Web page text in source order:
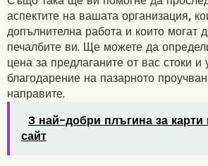
Защо е
разработите
стратегия?
аспектите на вашата организация,
допълнителна работа и които могат
печалбите ви. Ще можете да
цена за предлаганите от вас стоки и
благодарение на пазарното
направите.
3 най-добри плъгина за карти
сайт